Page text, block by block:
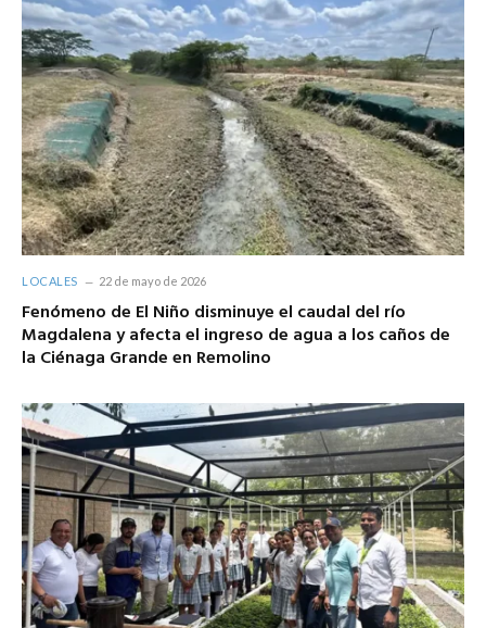
LOCALES 22 de mayo de 2026
Fenómeno de El Niño disminuye el caudal del río
Magdalena y afecta el ingreso de agua a los caños de
la Ciénaga Grande en Remolino